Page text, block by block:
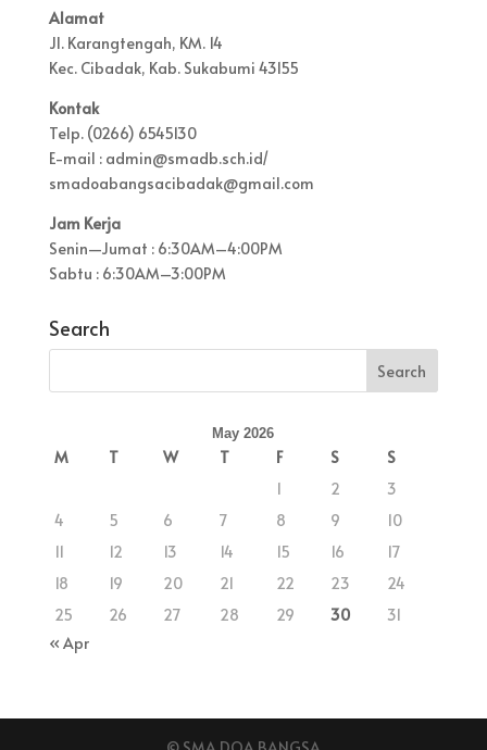
Alamat
Jl. Karangtengah, KM. 14
Kec. Cibadak, Kab. Sukabumi 43155
Kontak
Telp. (0266) 6545130
E-mail : admin@smadb.sch.id/
smadoabangsacibadak@gmail.com
Jam Kerja
Senin—Jumat : 6:30AM–4:00PM
Sabtu : 6:30AM–3:00PM
Search
May 2026
M T W T F S
S
1
2
3
4
5 6 7 8 9
10
11
12 13 14 15 16
17
18
19 20 21 22 23
24
25
26 27 28 29 30
31
« Apr